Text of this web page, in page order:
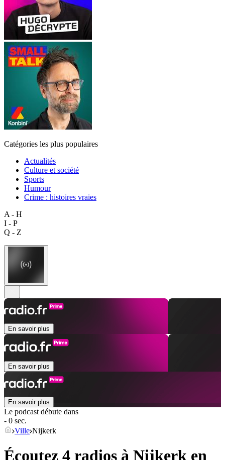
Catégories les plus populaires
Actualités
Culture et société
Sports
Humour
Crime : histoires vraies
A - H
I - P
Q - Z
En savoir plus
En savoir plus
En savoir plus
Le podcast débute dans
- 0 sec.
Ville Nijkerk
Écoutez 4 radios à Nijkerk en